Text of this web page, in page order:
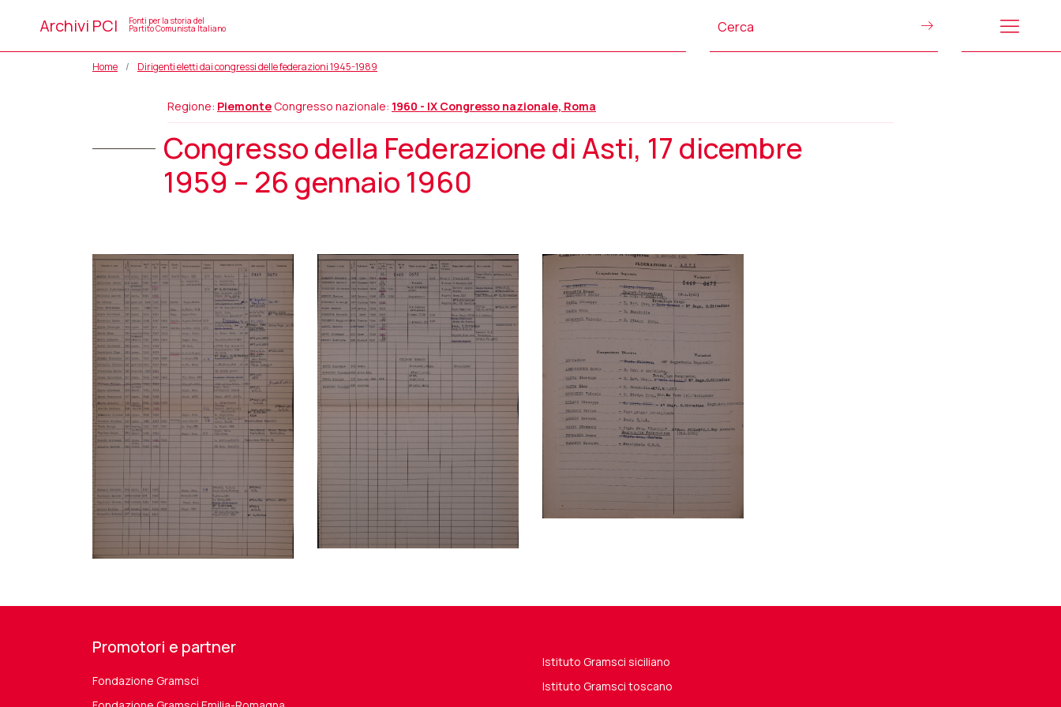
Archivi PCI Fonti per la storia del
Partito Comunista Italiano
Home Dirigenti eletti dai congressi delle federazioni 1945-1989
Regione: PiemonteCongresso nazionale: 1960 - IX Congresso nazionale, Roma
Congresso della Federazione di Asti, 17 dicembre
1959 – 26 gennaio 1960
Promotori e partner
Fondazione Gramsci
Istituto Gramsci siciliano
Istituto Gramsci toscano